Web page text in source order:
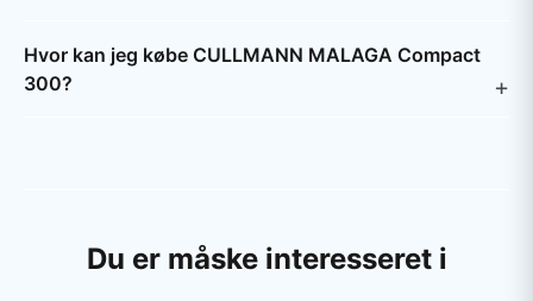
Hvor kan jeg købe CULLMANN MALAGA Compact
300?
Du er måske interesseret i